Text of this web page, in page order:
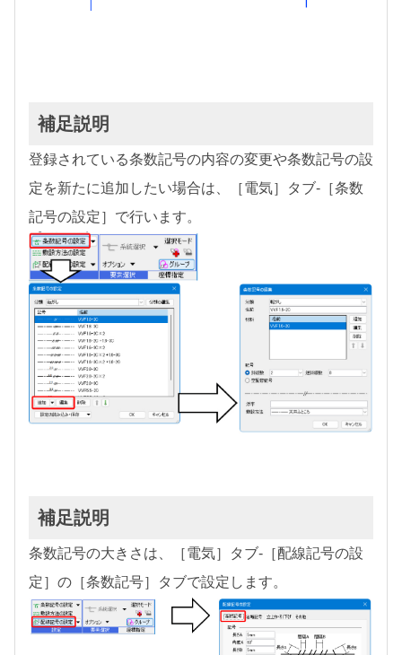
補足説明
登録されている条数記号の内容の変更や条数記号の設
定を新たに追加したい場合は、［電気］タブ-［条数
記号の設定］で行います。
補足説明
条数記号の大きさは、［電気］タブ-［配線記号の設
定］の［条数記号］タブで設定します。